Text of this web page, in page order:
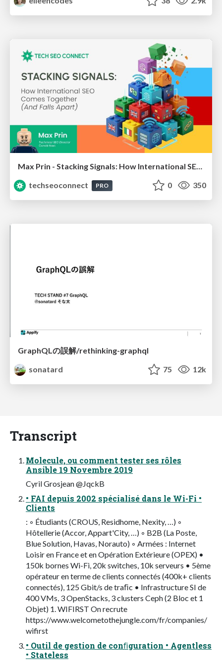
Max Prin - Stacking Signals: How International SEO Comes Together (And Falls Apart)
techseoconnect
PRO 0 350
GraphQLの誤解/rethinking-graphql
sonatard
75 12k
Transcript
Molecule, ou comment tester ses rôles
Ansible 19 Novembre 2019
Cyril Grosjean @JqckB
• FAI depuis 2002 spécialisé dans le Wi-Fi •
Clients
: ◦ Étudiants (CROUS, Residhome, Nexity, …) ◦
Hôtellerie (Accor, Appart'City, …) ◦ B2B (La Poste,
Blue Solution, Havas, Norauto) ◦ Armées : Internet
Loisir en France et en Opération Extérieure (OPEX) •
150k bornes Wi-Fi, 20k switches, 10k serveurs • 5ème
opérateur en terme de clients connectés (400k+ clients
connectés), 125 Gbit/s de traﬁc • Infrastructure SI de
400 VMs, 3 OpenStacks, 3 clusters Ceph (2 Bloc et 1
Objet) 1. WIFIRST On recrute
https://www.welcometothejungle.com/fr/companies/
wifirst
• Outil de gestion de conﬁguration • Agentless
• Stateless